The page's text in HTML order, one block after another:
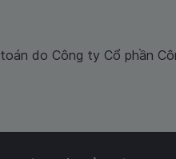
do Công ty Cổ phần